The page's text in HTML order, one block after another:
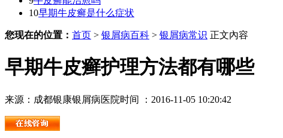
10早期牛皮癣是什么症状
您现在的位置： 首页 > 银屑病百科 > 银屑病常识 正文內容
早期牛皮癣护理方法都有哪些
来源：成都银康银屑病医院时间 ：2016-11-05 10:20:42